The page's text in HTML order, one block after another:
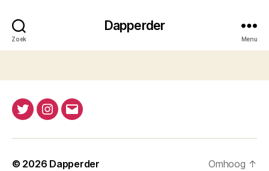
Zoek
Dapperder
Menu
TwitterInstagram
E-
© 2026 Dapperder Omhoog ↑